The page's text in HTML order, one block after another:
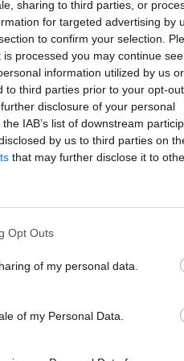
sharing to third parties, or
for targeted advertising by
to confirm your selection.
processed you may continue
information utilized by us or
to third parties prior to your opt-
disclosure of your personal
IAB’s list of downstream
by us to third parties on
that may further disclose it to
Opt Outs
of my personal data.
of my Personal Data.